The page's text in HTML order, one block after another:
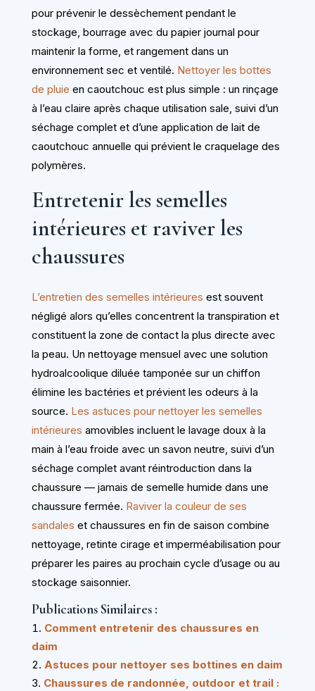
pour prévenir le dessèchement pendant le
stockage, bourrage avec du papier journal pour
maintenir la forme, et rangement dans un
environnement sec et ventilé. Nettoyer les bottes
de pluie en caoutchouc est plus simple : un rinçage
à l’eau claire après chaque utilisation sale, suivi d’un
séchage complet et d’une application de lait de
caoutchouc annuelle qui prévient le craquelage des
polymères.
Entretenir les semelles
intérieures et raviver les
chaussures
L’entretien des semelles intérieures est souvent
négligé alors qu’elles concentrent la transpiration et
constituent la zone de contact la plus directe avec
la peau. Un nettoyage mensuel avec une solution
hydroalcoolique diluée tamponée sur un chiffon
élimine les bactéries et prévient les odeurs à la
source. Les astuces pour nettoyer les semelles
intérieures amovibles incluent le lavage doux à la
main à l’eau froide avec un savon neutre, suivi d’un
séchage complet avant réintroduction dans la
chaussure — jamais de semelle humide dans une
chaussure fermée. Raviver la couleur de ses
sandales et chaussures en fin de saison combine
nettoyage, retinte cirage et imperméabilisation pour
préparer les paires au prochain cycle d’usage ou au
stockage saisonnier.
Publications Similaires :
Comment entretenir des chaussures en
daim
Astuces pour nettoyer ses bottines en daim
Chaussures de randonnée, outdoor et trail :